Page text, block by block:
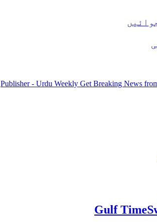
Publisher - Urdu Weekly Get Breaking News
Gulf Time